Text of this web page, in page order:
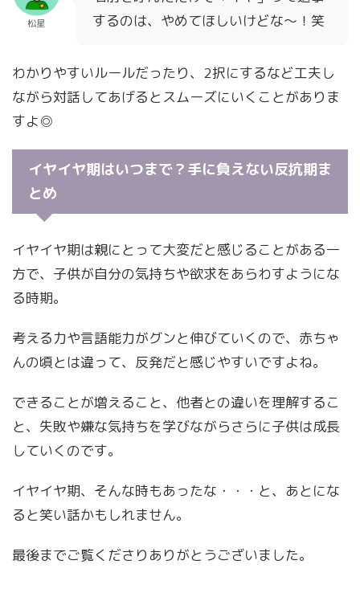
松星
するのは、やめてほしいけどな～！笑
わかりやすいルールだったり、2択にするなど工夫し
ながら対話してあげるとスムーズにいくことがありま
すよ◎
イヤイヤ期はいつまで？手に負えない反抗期ま
とめ
イヤイヤ期は親にとって大変だと感じることがある一
方で、子供が自分の気持ちや欲求をあらわすようにな
る時期。
考える力や言語能力がグンと伸びていくので、赤ちゃ
んの頃とは違って、反発だと感じやすいですよね。
できることが増えること、他者との違いを理解するこ
と、失敗や嫌な気持ちを学びながらさらに子供は成長
していくのです。
イヤイヤ期、そんな時もあったな・・・と、あとにな
ると笑い話かもしれません。
最後までご覧くださりありがとうございました。